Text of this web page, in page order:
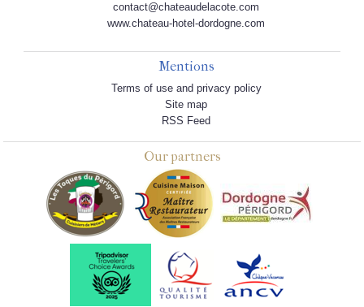
contact@chateaudelacote.com
www.chateau-hotel-dordogne.com
Mentions
Terms of use and privacy policy
Site map
RSS Feed
Our partners